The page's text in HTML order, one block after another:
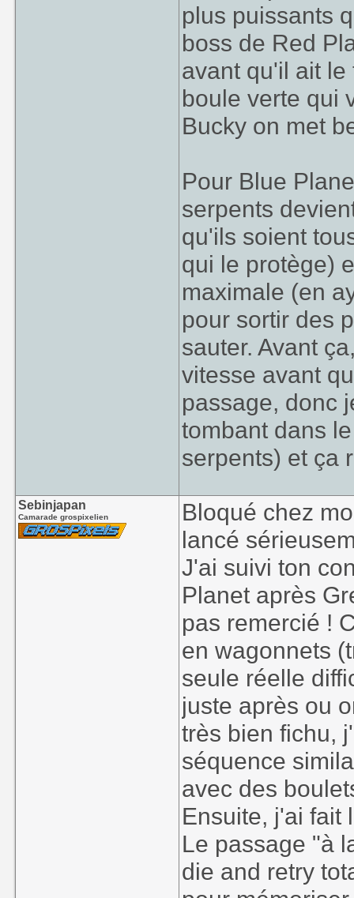
plus puissants
boss de Red
avant qu'il ait
boule verte qui
Bucky on met
Pour Blue
serpents
qu'ils soient
qui le protège)
maximale (en
pour sortir des
sauter. Avant
vitesse avant
passage, donc
tombant dans
serpents) et ça
Sebinjapan
Camarade grospixelien
Bloqué chez
lancé
J'ai suivi ton
Planet après
pas remercié !
en wagonnets
seule réelle
juste après ou
très bien fichu,
séquence
avec des
Ensuite, j'ai fait
Le passage "à
die and retry